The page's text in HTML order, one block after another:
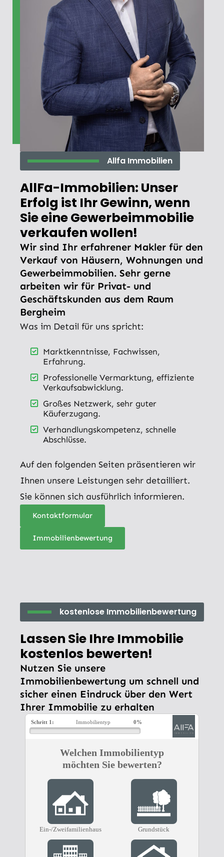
Allfa Immobilien
AllFa-Immobilien: Unser
Erfolg ist Ihr Gewinn, wenn
Sie eine Gewerbeimmobilie
verkaufen wollen!
Wir sind Ihr erfahrener Makler für den
Verkauf von Häusern, Wohnungen und
Gewerbeimmobilien. Sehr gerne
arbeiten wir für Privat- und
Geschäftskunden aus dem Raum
Bergheim
Was im Detail für uns spricht:
Marktkenntnisse, Fachwissen,
Erfahrung.
Professionelle Vermarktung, effiziente
Verkaufsabwicklung.
Großes Netzwerk, sehr guter
Käuferzugang.
Verhandlungskompetenz, schnelle
Abschlüsse.
Auf den folgenden Seiten präsentieren wir
Ihnen unsere Leistungen sehr detailliert.
Sie können sich ausführlich informieren.
Kontaktformular
Immobilienbewertung
kostenlose Immobilienbewertung
Lassen Sie Ihre Immobilie
kostenlos bewerten!
Nutzen Sie unsere
Immobilienbewertung um schnell und
sicher einen Eindruck über den Wert
Ihrer Immobilie zu erhalten